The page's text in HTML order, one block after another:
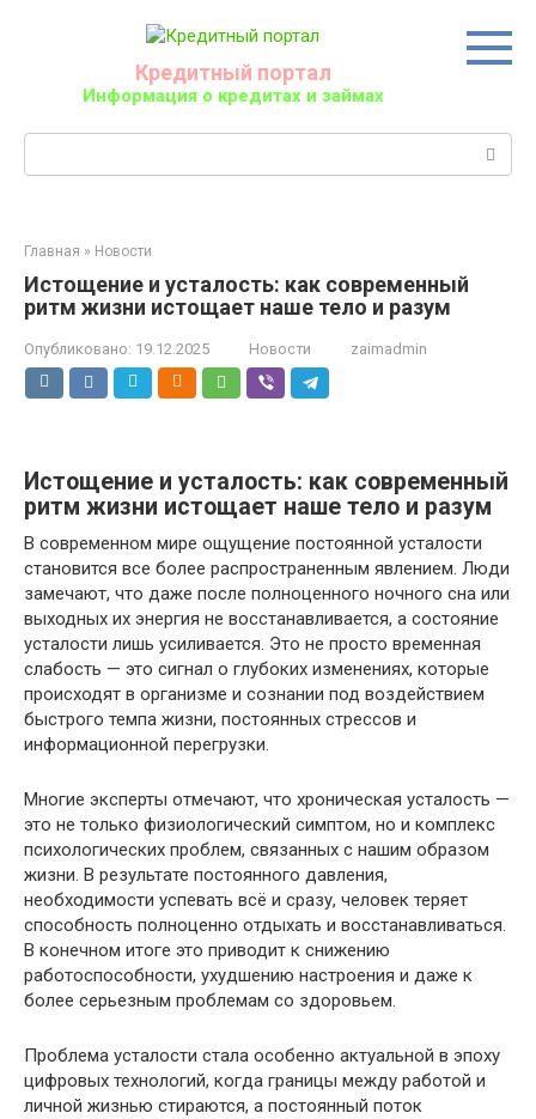
Кредитный портал
Информация о кредитах и займах
Главная » Новости
Истощение и усталость: как современный
ритм жизни истощает наше тело и разум
Опубликовано: 19.12.2025 Новости zaimadmin
Истощение и усталость: как современный
ритм жизни истощает наше тело и разум
В современном мире ощущение постоянной усталости
становится все более распространенным явлением. Люди
замечают, что даже после полноценного ночного сна или
выходных их энергия не восстанавливается, а состояние
усталости лишь усиливается. Это не просто временная
слабость — это сигнал о глубоких изменениях, которые
происходят в организме и сознании под воздействием
быстрого темпа жизни, постоянных стрессов и
информационной перегрузки.
Многие эксперты отмечают, что хроническая усталость —
это не только физиологический симптом, но и комплекс
психологических проблем, связанных с нашим образом
жизни. В результате постоянного давления,
необходимости успевать всё и сразу, человек теряет
способность полноценно отдыхать и восстанавливаться.
В конечном итоге это приводит к снижению
работоспособности, ухудшению настроения и даже к
более серьезным проблемам со здоровьем.
Проблема усталости стала особенно актуальной в эпоху
цифровых технологий, когда границы между работой и
личной жизнью стираются, а постоянный поток